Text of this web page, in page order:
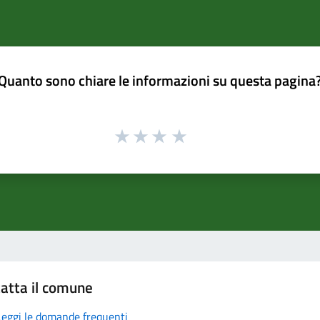
sono chiare le informazioni su questa
il comune
le domande frequenti